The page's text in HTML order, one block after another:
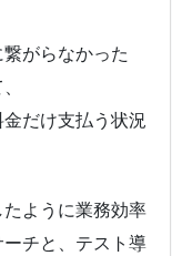
がらなかった
だけ支払う状況
ように業務効率
チと、テスト導